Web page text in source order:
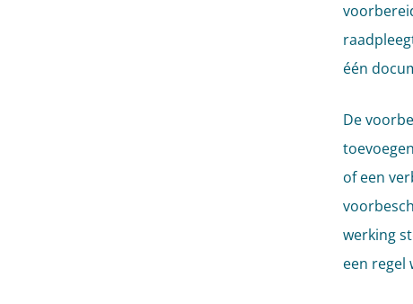
één
De
of een
werking
een regel